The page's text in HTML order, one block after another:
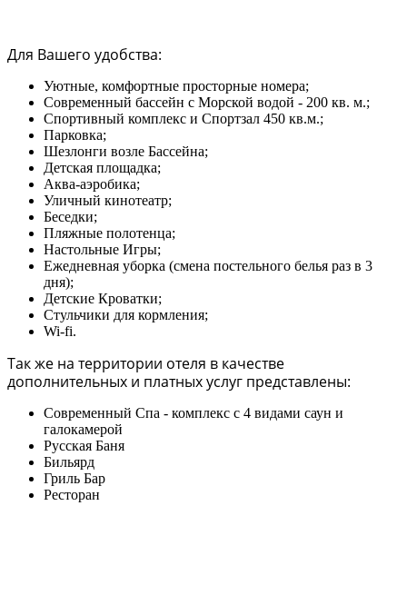
Для Вашего удобства:
Уютные, комфортные просторные номера;
Современный бассейн с Морской водой - 200 кв. м.;
Спортивный комплекс и Спортзал 450 кв.м.;
Парковка;
Шезлонги возле Бассейна;
Детская площадка;
Аква-аэробика;
Уличный кинотеатр;
Беседки;
Пляжные полотенца;
Настольные Игры;
Ежедневная уборка (смена постельного белья раз в 3
дня);
Детские Кроватки;
Стульчики для кормления;
Wi-fi.
Так же на территории отеля в качестве
дополнительных и платных услуг представлены:
Современный Спа - комплекс с 4 видами саун и
галокамерой
Русская Баня
Бильярд
Гриль Бар
Ресторан